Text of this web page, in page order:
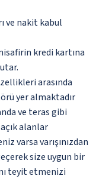
ve nakit kabul
kredi kartına
arasında
yer almaktadır
ve teras gibi
alanlar
varsa varışınızdan
size uygun bir
teyit etmenizi